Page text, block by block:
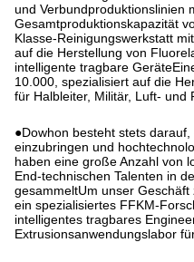
und Verbundproduktionslinien
Gesamtproduktionskapazität
Klasse-Reinigungswerkstatt
auf die Herstellung von
intelligente tragbare
10.000, spezialisiert auf die
für Halbleiter, Militär, Luft- und
●Dowhon besteht stets
einzubringen und
haben eine große Anzahl von
End-technischen Talenten in
gesammeltUm unser
ein spezialisiertes FFKM-
intelligentes tragbares
Extrusionsanwendungslabor